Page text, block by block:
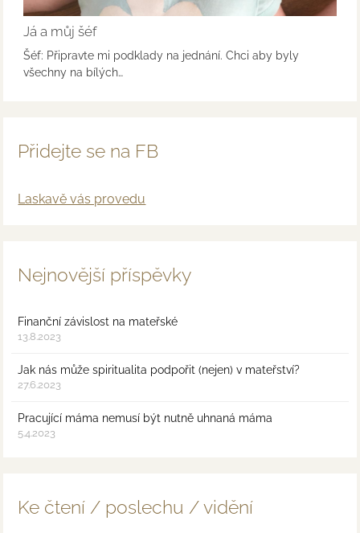
Já a můj šéf
Šéf: Připravte mi podklady na jednání. Chci aby byly
všechny na bílých…
Přidejte se na FB
Laskavě vás provedu
Nejnovější příspěvky
Finanční závislost na mateřské
13.8.2023
Jak nás může spiritualita podpořit (nejen) v mateřství?
27.6.2023
Pracující máma nemusí být nutně uhnaná máma
5.4.2023
Ke čtení / poslechu / vidění